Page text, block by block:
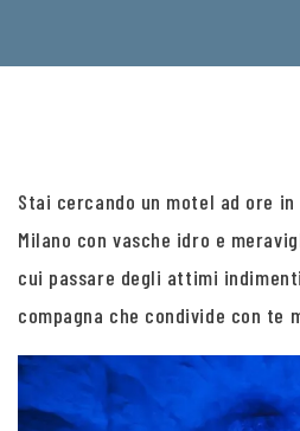
Stai cercando un motel ad ore in
Milano con vasche idro e
cui passare degli attimi
compagna che condivide con te